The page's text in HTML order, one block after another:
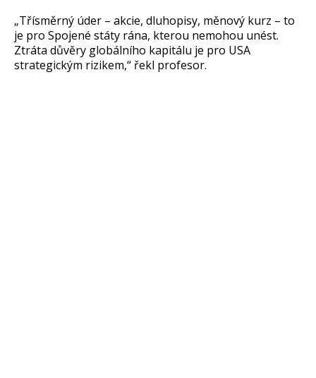
„Třísměrný úder – akcie, dluhopisy, měnový kurz – to
je pro Spojené státy rána, kterou nemohou unést.
Ztráta důvěry globálního kapitálu je pro USA
strategickým rizikem,“ řekl profesor.